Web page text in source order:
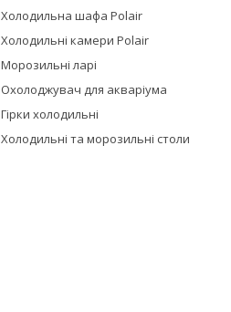
Холодильна шафа Polair
Холодильні камери Polair
Морозильні ларі
Охолоджувач для акваріума
Гірки холодильні
Холодильні та морозильні столи